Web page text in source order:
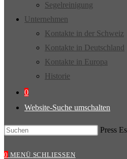
Segelreinigung
Unternehmen
Kontakte in der Schweiz
Kontakte in Deutschland
Kontakte in Europa
Historie
0
Website-Suche umschalten
Press
0 MENÜ SCHLIESSEN